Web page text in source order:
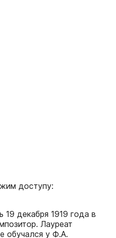
доступу:
декабря 1919 года в
Лауреат
обучался у Ф.А.